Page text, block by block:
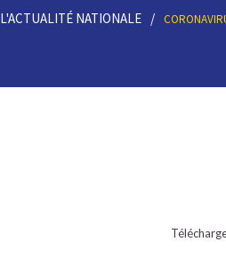
L'ACTUALITÉ NATIONALE